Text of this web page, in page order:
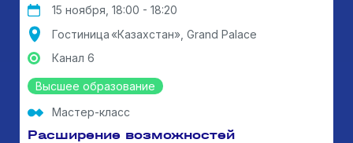
15 ноября, 18:00 - 18:20
Гостиница «Казахстан», Grand Palace
Канал 6
Высшее образование
Мастер-класс
Расширение возможностей